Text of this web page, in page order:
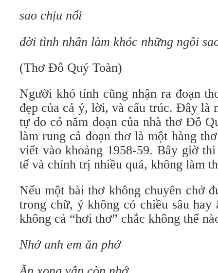
sao chịu nổi
đời tình nhân làm khóc những ngôi
(Thơ Đỗ Quý Toàn)
Người khó tính cũng nhận ra đoạn
đẹp của cả ý, lời, và cấu trúc. Đây là
tự do có năm đoạn của nhà thơ Đỗ
làm rung cả đoạn thơ là một hàng
viết vào khoảng 1958-59. Bây giờ
tế và chính trị nhiều quá, không làm
Nếu một bài thơ không chuyên chở
trong chữ, ý không có chiều sâu hay
không cả “hơi thơ” chắc không thể
Nhớ anh em ăn phở